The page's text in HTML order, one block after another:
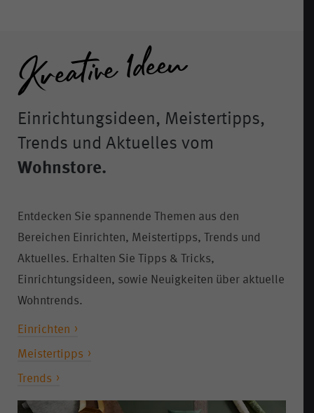
Einrichtungsideen, Meistertipps,
Trends und Aktuelles vom
Wohnstore.
Entdecken Sie spannende Themen aus den
Bereichen Einrichten, Meistertipps, Trends und
Aktuelles. Erhalten Sie Tipps & Tricks,
Einrichtungsideen, sowie Neuigkeiten über aktuelle
Wohntrends.
Einrichten
Meistertipps
Trends